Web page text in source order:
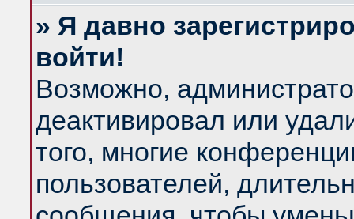
» Я давно
войти!
Возможно,
деактивировал или
того, многие
пользователей,